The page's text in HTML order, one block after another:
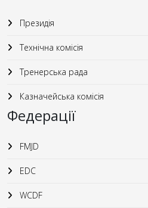
Президія
Технічна комісія
Тренерська рада
Казначейська комісія
Федерації
FMJD
EDC
WCDF